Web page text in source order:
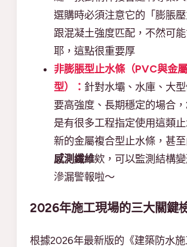
選購時必須注意它的「膨脹
跟混凝土強度匹配，不然可
耶，這點很重要厚
非膨脹型止水條（PVC與金
型）： 針對水壩、水庫、大
要高強度、長期穩定的場合
是有很多工程指定使用這類
新的金屬複合型止水條，甚
感測纖維欸，可以監測結構
滲漏警報啦～
2026年施工現場的三大關鍵
根據2026年最新版的《建築防水